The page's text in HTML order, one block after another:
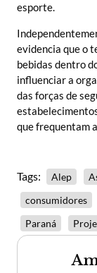
esporte.
evidencia que o
bebidas dentro
influenciar a
das forças de
que frequentam
Tags: Alep
consumidores
Paraná